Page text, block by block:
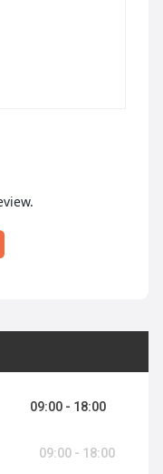
09:00 - 18:00
09:00 - 18:00